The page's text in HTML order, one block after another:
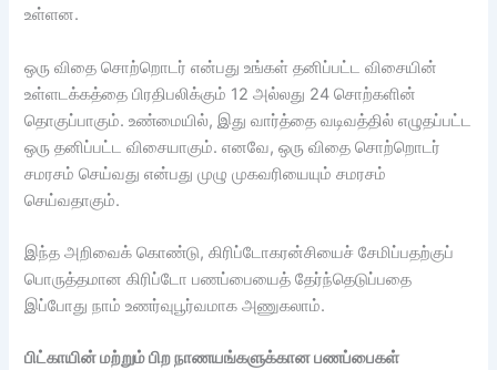
உள்ளன.
ஒரு விதை சொற்றொடர் என்பது உங்கள் தனிப்பட்ட விசையின்
உள்ளடக்கத்தை பிரதிபலிக்கும் 12 அல்லது 24 சொற்களின்
தொகுப்பாகும். உண்மையில், இது வார்த்தை வடிவத்தில் எழுதப்பட்ட
ஒரு தனிப்பட்ட விசையாகும். எனவே, ஒரு விதை சொற்றொடர்
சமரசம் செய்வது என்பது முழு முகவரியையும் சமரசம்
செய்வதாகும்.
இந்த அறிவைக் கொண்டு, கிரிப்டோகரன்சியைச் சேமிப்பதற்குப்
பொருத்தமான கிரிப்டோ பணப்பையைத் தேர்ந்தெடுப்பதை
இப்போது நாம் உணர்வுபூர்வமாக அணுகலாம்.
பிட்காயின் மற்றும் பிற நாணயங்களுக்கான பணப்பைகள்